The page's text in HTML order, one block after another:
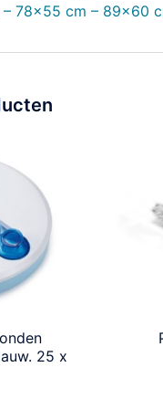
78×55 cm – 89×60
25 x